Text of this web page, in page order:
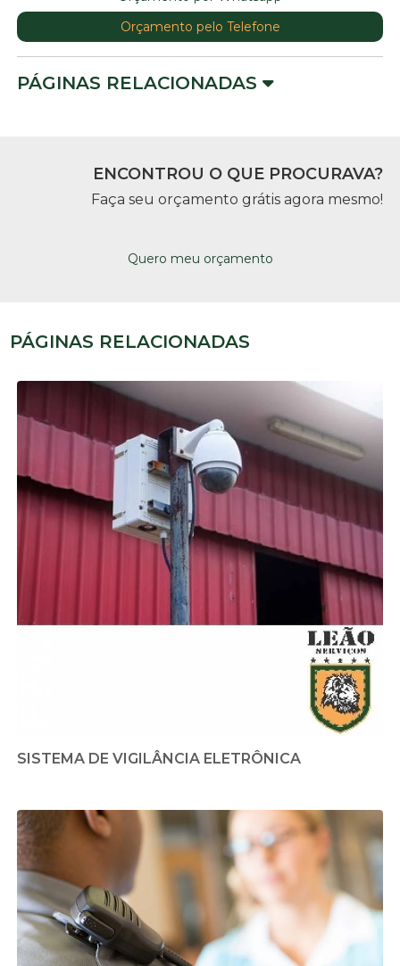
Orçamento pelo Telefone
PÁGINAS RELACIONADAS
ENCONTROU O QUE PROCURAVA?
Faça seu orçamento grátis agora mesmo!
Quero meu orçamento
PÁGINAS RELACIONADAS
SISTEMA DE VIGILÂNCIA ELETRÔNICA